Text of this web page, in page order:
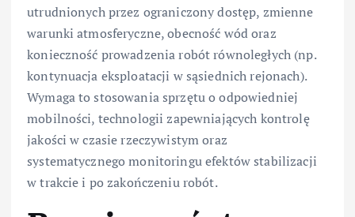
utrudnionych przez ograniczony dostęp, zmienne
warunki atmosferyczne, obecność wód oraz
konieczność prowadzenia robót równoległych (np.
kontynuacja eksploatacji w sąsiednich rejonach).
Wymaga to stosowania sprzętu o odpowiedniej
mobilności, technologii zapewniających kontrolę
jakości w czasie rzeczywistym oraz
systematycznego monitoringu efektów stabilizacji
w trakcie i po zakończeniu robót.